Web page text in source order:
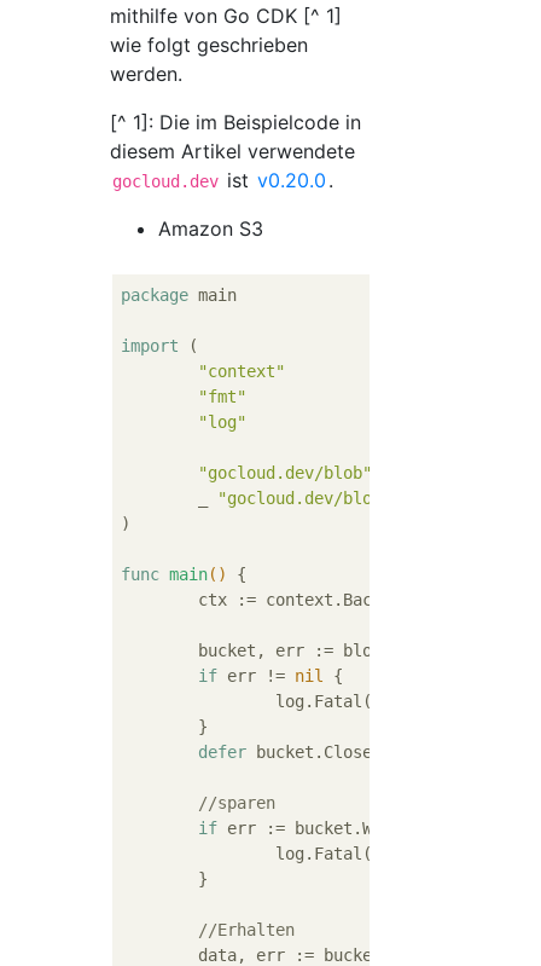
mithilfe von Go CDK [^ 1]
wie folgt geschrieben
werden.
[^ 1]: Die im Beispielcode in
diesem Artikel verwendete
gocloud.dev ist v0.20.0 .
Amazon S3
package main
import (
"context"
"fmt"
"log"
"gocloud.dev/blob"
"gocloud.dev/blob/s3blob"
)
func main()
{
bucket, err :=
if err != nil
{
defer bucket.Close()
//sparen
if err := bucket.WriteAll(ctx,
//Erhalten
	data, err := bucket.ReadAll(ctx,